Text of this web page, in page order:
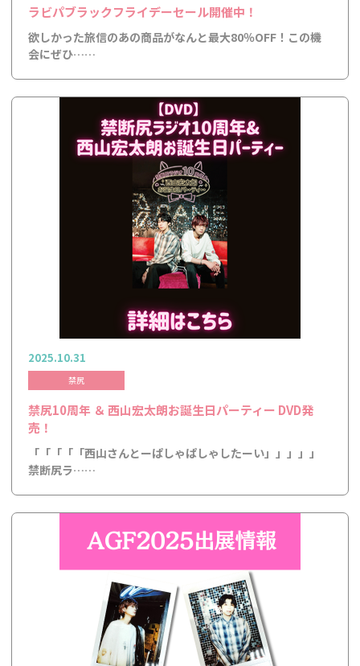
ラビパブラックフライデーセール開催中！
欲しかった旅信のあの商品がなんと最大80％OFF！この機
会にぜひ……
2025.10.31
禁尻
禁尻10周年 ＆ 西山宏太朗お誕生日パーティー DVD発
売！
「「「「「西山さんとーぱしゃぱしゃしたーい」」」」」
禁断尻ラ……